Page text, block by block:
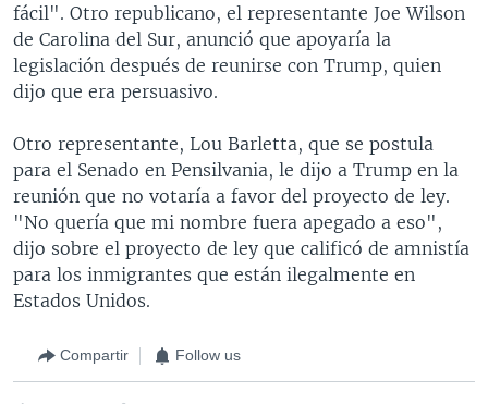
fácil". Otro republicano, el representante Joe Wilson
de Carolina del Sur, anunció que apoyaría la
legislación después de reunirse con Trump, quien
dijo que era persuasivo.
Otro representante, Lou Barletta, que se postula
para el Senado en Pensilvania, le dijo a Trump en la
reunión que no votaría a favor del proyecto de ley.
"No quería que mi nombre fuera apegado a eso",
dijo sobre el proyecto de ley que calificó de amnistía
para los inmigrantes que están ilegalmente en
Estados Unidos.
Compartir Follow us